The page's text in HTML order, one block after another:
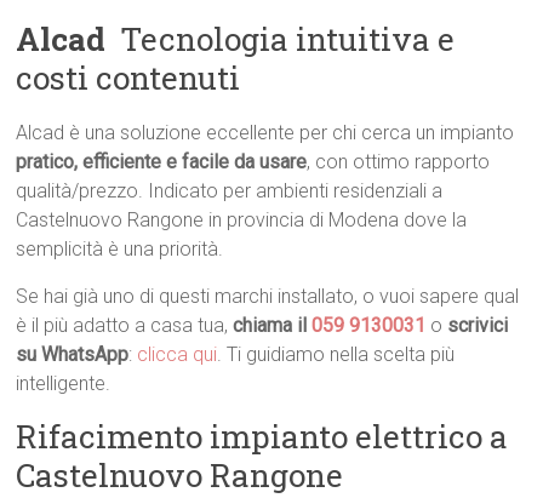
Alcad  Tecnologia intuitiva e
costi contenuti
Alcad è una soluzione eccellente per chi cerca un impianto
pratico, efficiente e facile da usare, con ottimo rapporto
qualità/prezzo. Indicato per ambienti residenziali a
Castelnuovo Rangone in provincia di Modena dove la
semplicità è una priorità.
Se hai già uno di questi marchi installato, o vuoi sapere qual
è il più adatto a casa tua,chiama il059 9130031 o scrivici
su WhatsApp: clicca qui. Ti guidiamo nella scelta più
intelligente.
Rifacimento impianto elettrico a
Castelnuovo Rangone